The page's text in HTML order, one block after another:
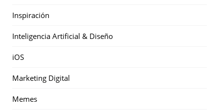
Inspiración
Inteligencia Artificial & Diseño
iOS
Marketing Digital
Memes